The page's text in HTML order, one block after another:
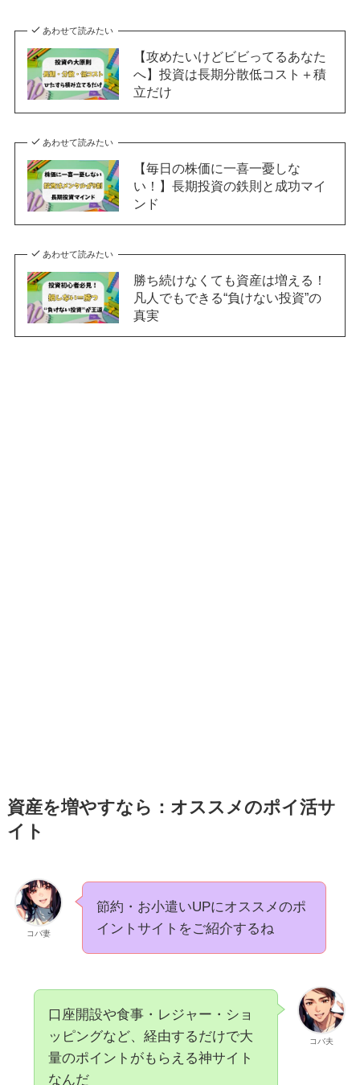
あわせて読みたい
【攻めたいけどビビってるあなた
へ】投資は長期分散低コスト＋積
立だけ
あわせて読みたい
【毎日の株価に一喜一憂しな
い！】長期投資の鉄則と成功マイ
ンド
あわせて読みたい
勝ち続けなくても資産は増える！
凡人でもできる“負けない投資”の
真実
資産を増やすなら：オススメのポイ活サ
イト
コバ妻
節約・お小遣いUPにオススメのポ
イントサイトをご紹介するね
コバ夫
口座開設や食事・レジャー・ショ
ッピングなど、経由するだけで大
量のポイントがもらえる神サイト
なんだ